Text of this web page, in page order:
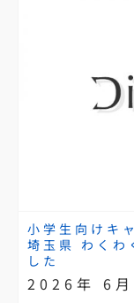
小学生向けキ
埼玉県 わくわ
した
2026年 6